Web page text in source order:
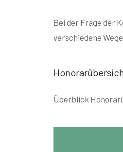
Bei der Frage der
verschiedene
Überblick